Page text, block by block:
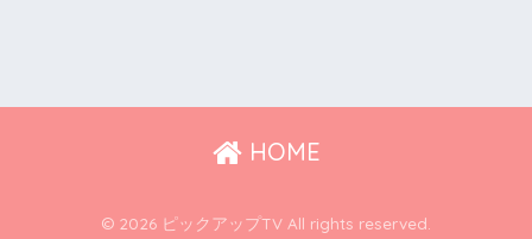
HOME
© 2026 ピックアップTV All rights reserved.